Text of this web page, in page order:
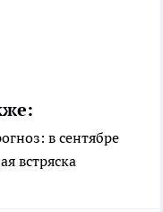
в сентябре
встряска